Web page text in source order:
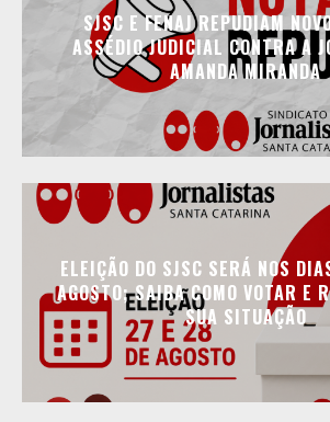
SJSC E FENAJ REPUDIAM
ASSÉDIO JUDICIAL CONTRA A
AMANDA MIRANDA
ELEIÇÃO DO SJSC SERÁ NOS
AGOSTO; SAIBA COMO VOTAR E
SUA SITUAÇÃO